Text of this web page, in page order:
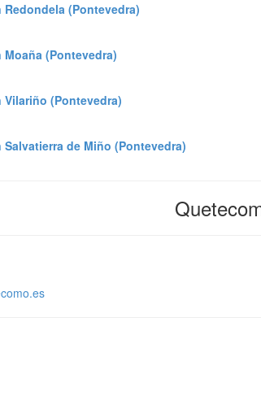
Redondela (Pontevedra)
(Pontevedra)
Vilariño (Pontevedra)
Salvatierra de Miño (Pontevedra)